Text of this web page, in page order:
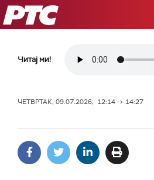
РТС
Читај ми!
ЧЕТВРТАК, 09.07.2026, 12:14 -> 14:27